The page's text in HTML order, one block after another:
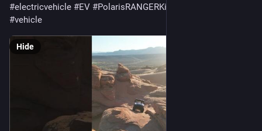
#electricvehicle #EV #PolarisRANGERKinetic
#vehicle
Hide